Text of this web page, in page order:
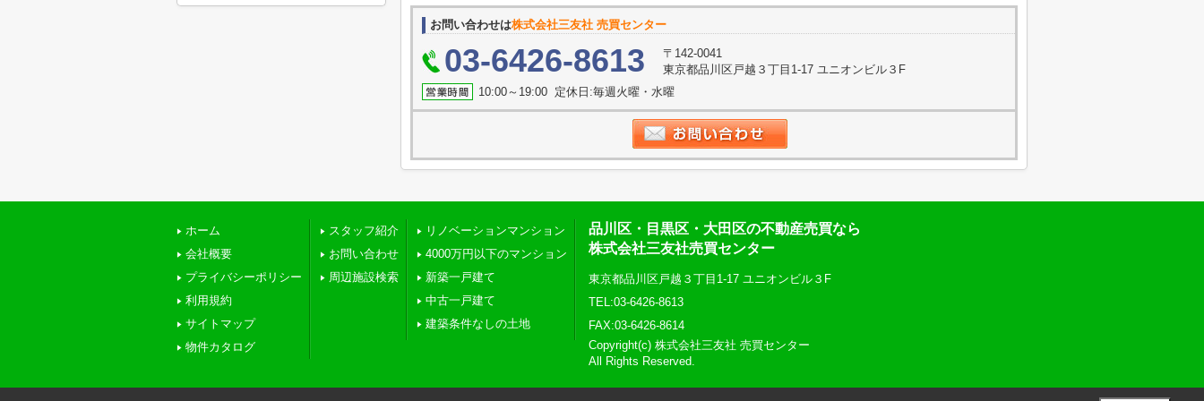
お問い合わせは株式会社三友社 売買センター
03-6426-8613
〒142-0041
東京都品川区戸越３丁目1-17 ユニオンビル３F
10:00～19:00 定休日:毎週火曜・水曜
ホーム
会社概要
プライバシーポリシー
利用規約
サイトマップ
物件カタログ
スタッフ紹介
お問い合わせ
周辺施設検索
リノベーションマンション
4000万円以下のマンション
新築一戸建て
中古一戸建て
建築条件なしの土地
品川区・目黒区・大田区の不動産売買なら
株式会社三友社売買センター
東京都品川区戸越３丁目1-17 ユニオンビル３F
TEL:03-6426-8613
FAX:03-6426-8614
Copyright(c) 株式会社三友社 売買センター
All Rights Reserved.